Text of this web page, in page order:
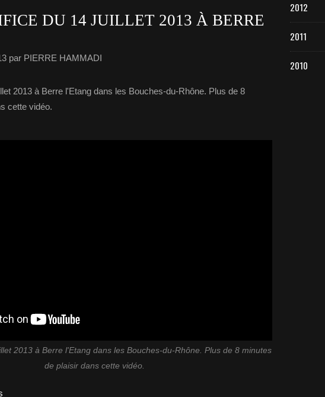
DU 14 JUILLET 2013 À BERRE
par PIERRE HAMMADI
2013 à Berre l'Etang dans les Bouches-du-Rhône. Plus de 8
cette vidéo.
2013 à Berre l'Etang dans les Bouches-du-Rhône. Plus de 8 minutes
de plaisir dans cette vidéo.
2012
2011
2010